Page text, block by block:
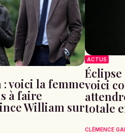
voici la femme
à faire
William sur
ACTUS
Éclipse
voici
totale
CLÉMENCE